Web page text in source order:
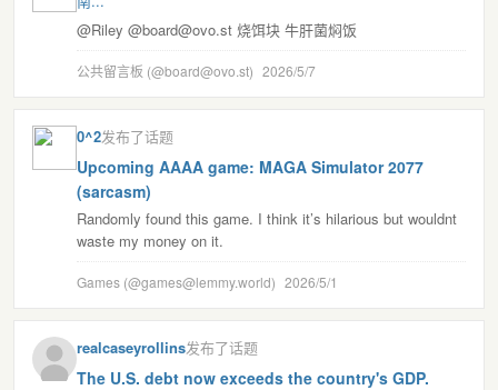
@Riley @board@ovo.st 烧饵块 牛肝菌焖饭
公共留言板 (@board@ovo.st) 2026/5/7
0^2发布了话题
Upcoming AAAA game: MAGA Simulator 2077
(sarcasm)
Randomly found this game. I think it’s hilarious but wouldnt
waste my money on it.
Games (@games@lemmy.world) 2026/5/1
realcaseyrollins发布了话题
The U.S. debt now exceeds the country's GDP.